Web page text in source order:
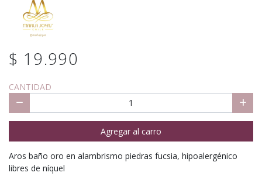
$ 19.990
CANTIDAD
Agregar al carro
Aros baño oro en alambrismo piedras fucsia, hipoalergénico
libres de níquel